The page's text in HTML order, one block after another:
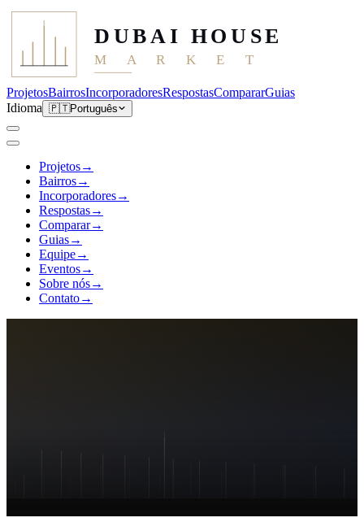
DUBAI HOUSE
M A R K E T
ProjetosBairrosIncorporadoresRespostasCompararGuias
Idioma 🇵🇹Português
Projetos→
Bairros→
Incorporadores→
Respostas→
Comparar→
Guias→
Equipe→
Eventos→
Sobre nós→
Contato→